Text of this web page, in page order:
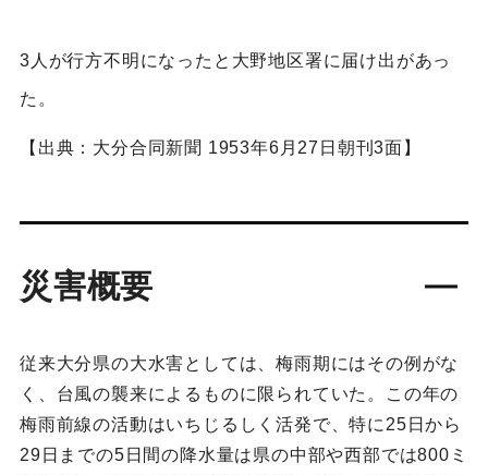
3人が行方不明になったと大野地区署に届け出があっ
た。
【出典：大分合同新聞 1953年6月27日朝刊3面】
災害概要
従来大分県の大水害としては、梅雨期にはその例がな
く、台風の襲来によるものに限られていた。この年の
梅雨前線の活動はいちじるしく活発で、特に25日から
29日までの5日間の降水量は県の中部や西部では800ミ